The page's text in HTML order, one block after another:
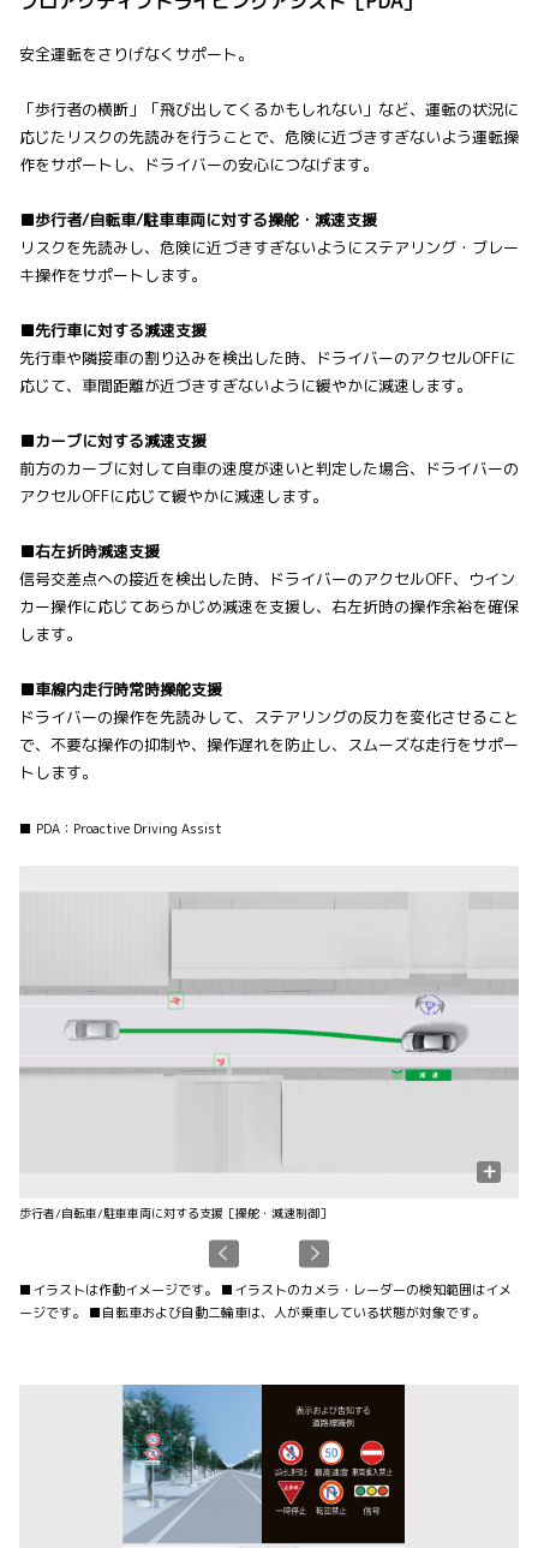
安全運転をさりげなくサポート。
「歩行者の横断」「飛び出してくるかもしれない」など、運転の状況に
応じたリスクの先読みを行うことで、危険に近づきすぎないよう運転操
作をサポートし、ドライバーの安心につなげます。
■歩行者/自転車/駐車車両に対する操舵・減速支援
リスクを先読みし、危険に近づきすぎないようにステアリング・ブレー
キ操作をサポートします。
■先行車に対する減速支援
先行車や隣接車の割り込みを検出した時、ドライバーのアクセルOFFに
応じて、車間距離が近づきすぎないように緩やかに減速します。
■カーブに対する減速支援
前方のカーブに対して自車の速度が速いと判定した場合、ドライバーの
アクセルOFFに応じて緩やかに減速します。
■右左折時減速支援
信号交差点への接近を検出した時、ドライバーのアクセルOFF、ウイン
カー操作に応じてあらかじめ減速を支援し、右左折時の操作余裕を確保
します。
■車線内走行時常時操舵支援
ドライバーの操作を先読みして、ステアリングの反力を変化させること
で、不要な操作の抑制や、操作遅れを防止し、スムーズな走行をサポー
トします。
■ PDA：Proactive Driving Assist
+
歩行者/自転車/駐車車両に対する支援［操舵・減速制御］
■イラストは作動イメージです。 ■イラストのカメラ・レーダーの検知範囲はイメ
ージです。 ■自転車および自動二輪車は、人が乗車している状態が対象です。